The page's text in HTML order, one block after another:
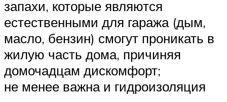
запахи, которые являются
естественными для гаража (дым,
масло, бензин) смогут проникать в
жилую часть дома, причиняя
домочадцам дискомфорт;
не менее важна и гидроизоляция